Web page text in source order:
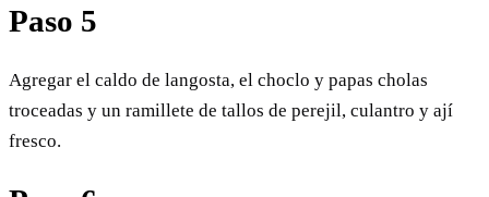
Paso 5
Agregar el caldo de langosta, el choclo y papas cholas
troceadas y un ramillete de tallos de perejil, culantro y ají
fresco.